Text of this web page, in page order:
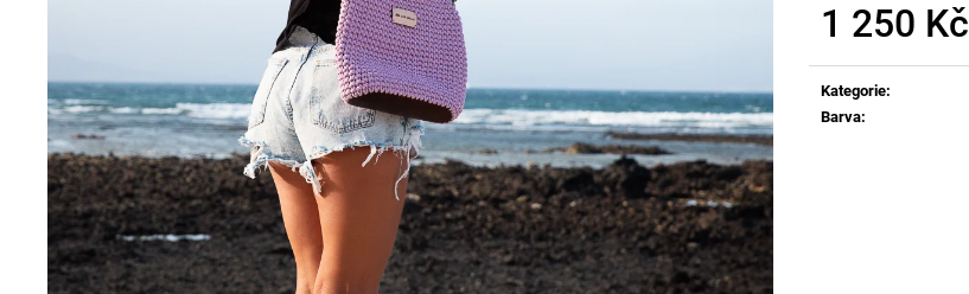
1 250 Kč
Kategorie:
Barva: